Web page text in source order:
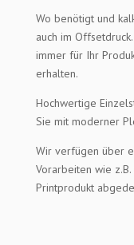
Wo benötigt und
auch im
immer für Ihr
erhalten.
Hochwertige
Sie mit moderner
Wir verfügen über
Vorarbeiten wie
Printprodukt